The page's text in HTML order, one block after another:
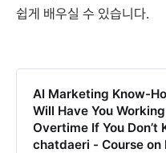
쉽게 배우실 수 있습니다.
AI Marketing Know-
Will Have You Working
Overtime If You Don’t
chatdaeri - Course on